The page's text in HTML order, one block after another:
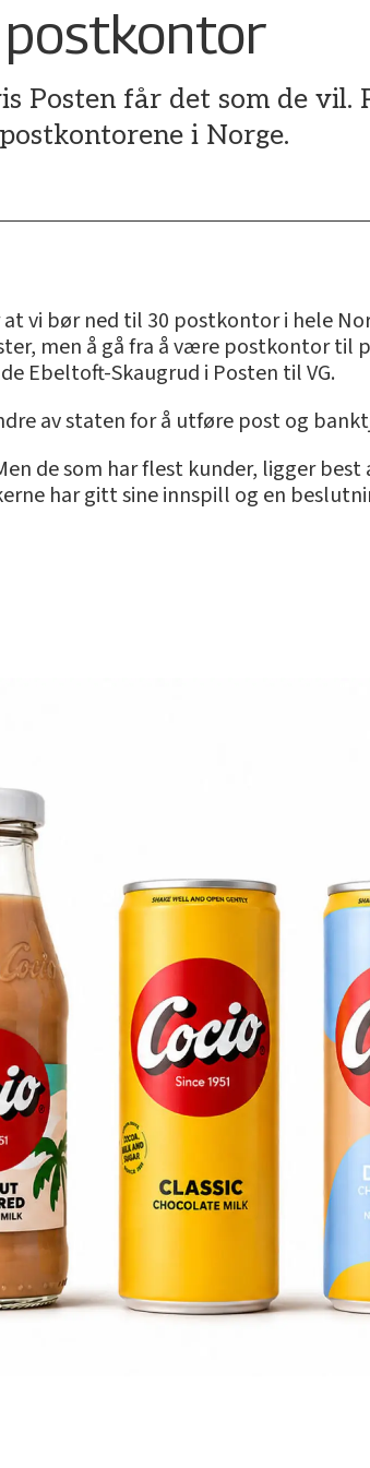
Posten får det som de vil.
i Norge.
vi bør ned til 30 postkontor i hele
men å gå fra å være postkontor til
Ebeltoft-Skaugrud i Posten til VG.
av staten for å utføre post og
de som har flest kunder, ligger best
har gitt sine innspill og en